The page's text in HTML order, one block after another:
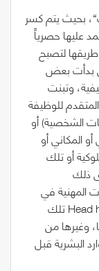
“، بحيث يتم كسر
عليها حصرياً
لتصبح
بدأت بعض
وتبنت
للوظيفة
الشخصية)أو
المكاني أو
أو تلك
ذلك
المهنية في
Headتلك
وغيرها من
البشرية قبل